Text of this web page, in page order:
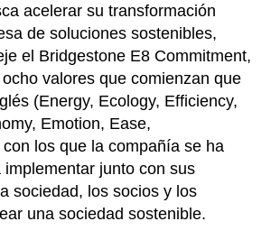
acelerar su transformación
de soluciones sostenibles,
el Bridgestone E8 Commitment,
valores que comienzan que
(Energy, Ecology, Efficiency,
Emotion, Ease,
los que la compañía se ha
junto con sus
sociedad, los socios y los
una sociedad sostenible.